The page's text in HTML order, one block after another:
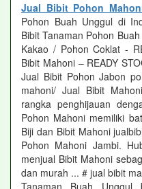
Jual Bibit Pohon
Pohon Buah Unggul di
Bibit Tanaman Pohon
Kakao / Pohon Coklat -
Bibit Mahoni – READY
Jual Bibit Pohon Jabon
mahoni/ Jual Bibit
rangka penghijauan
Pohon Mahoni memiliki
Biji dan Bibit Mahoni
Pohon Mahoni Jambi.
menjual Bibit Mahoni
dan murah ... # jual bibit